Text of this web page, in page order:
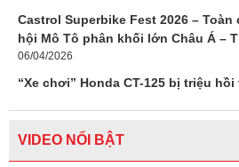
Castrol Superbike Fest 2026 –
hội Mô Tô phân khối lớn Châu Á –
06/04/2026
“Xe chơi” Honda CT-125 bị triệu hồi
VIDEO NỔI BẬT